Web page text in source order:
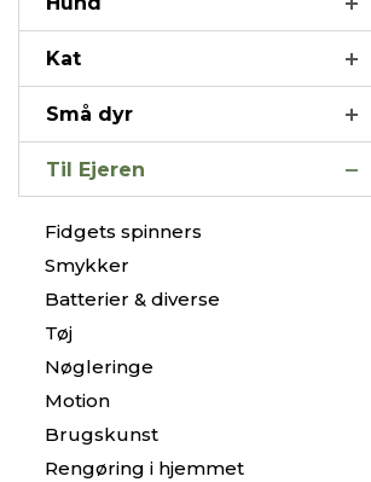
Kat
Små dyr
Til Ejeren
Fidgets spinners
Smykker
Batterier & diverse
Tøj
Nøgleringe
Motion
Brugskunst
Rengøring i hjemmet